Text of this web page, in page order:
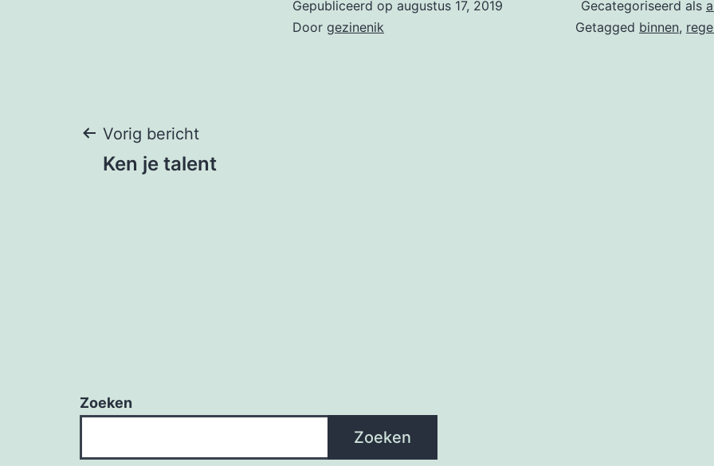
Gepubliceerd op augustus 17, 2019
Door gezinenik
Gecategoriseerd als
Getagged binnen,
Bericht
Vorig bericht
Ken je talent
Zoeken
Zoeken